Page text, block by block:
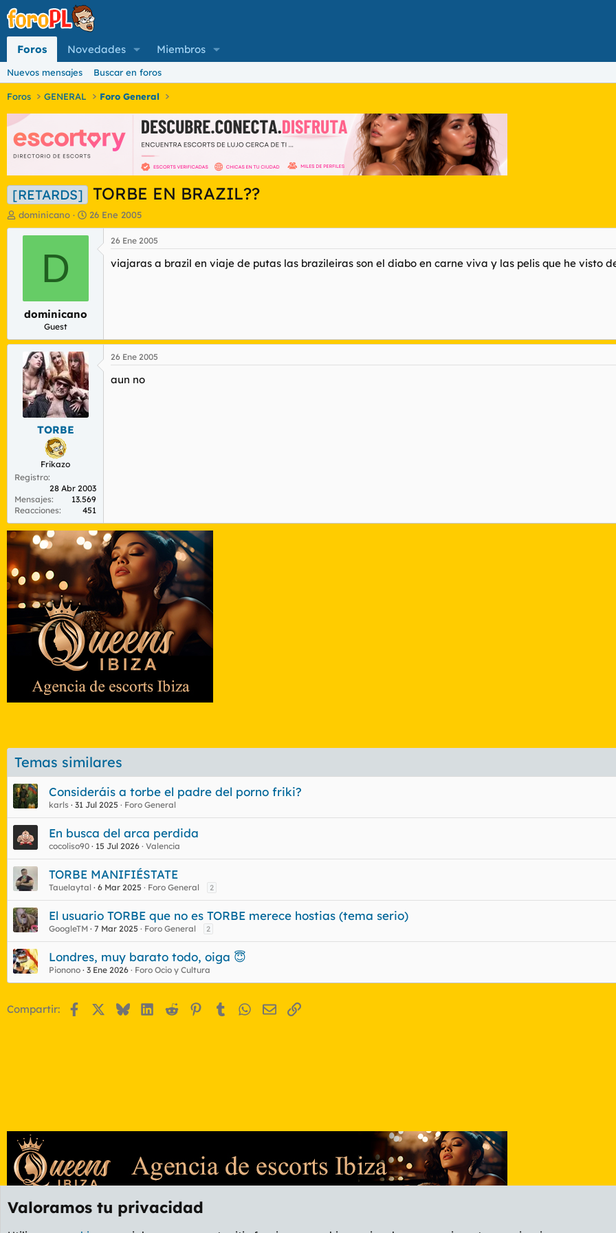
Foros Novedades Miembros
Nuevos mensajes Buscar en foros
Foros GENERAL Foro General
[RETARDS] TORBE EN BRAZIL??
I
n
o
e
e
m
a
dominicano
F
e
c
26 Ene 2005
D
dominicano
Guest
26 Ene 2005
viajaras a brazil en viaje de putas las brazileiras son el diabo en carne viva y las pelis que he visto
TORBE
Frikazo
Registro
28 Abr 2003
Mensajes
13.569
Reacciones
451
26 Ene 2005
aun no
Temas similares
Consideráis a torbe el padre del porno friki?
karls 31 Jul 2025 Foro General
En busca del arca perdida
cocoliso90 15 Jul 2026 Valencia
TORBE MANIFIÉSTATE
Tauelaytal 6 Mar 2025 Foro General 2
El usuario TORBE que no es TORBE merece hostias (tema serio)
GoogleTM 7 Mar 2025 Foro General 2
Londres, muy barato todo, oiga 😇
Pionono 3 Ene 2026 Foro Ocio y Cultura
Compartir: FacebookBlueskyLinkedIn
Reddit Pinterest
Tumblr WhatsApp
EmailEnlace
Foro General
Valoramos tu privacidad